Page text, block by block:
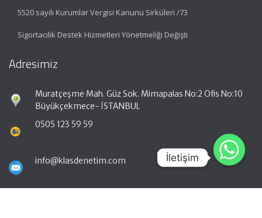
5520 sayılı Kurumlar Vergisi Kanunu Sirküleri /73
Sigortacılık Destek Hizmetleri Yönetmeliği Değişti
Adresimiz
Muratçeşme Mah. Güz Sok. Mimapalas No:2 Ofis No:10
Büyükçekmece- İSTANBUL
0505 123 59 59
info@klasdenetim.com İletişim
İletişim